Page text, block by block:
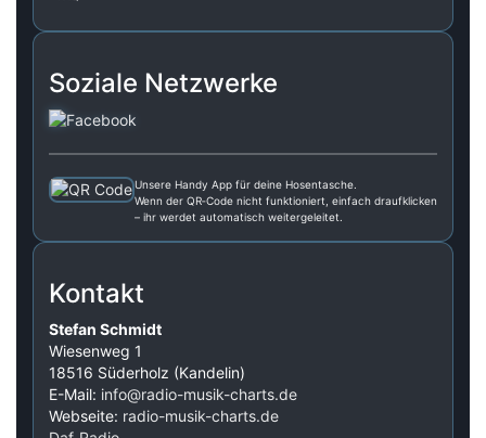
Soziale Netzwerke
Unsere Handy App für deine Hosentasche.
Wenn der QR‑Code nicht funktioniert, einfach draufklicken
– ihr werdet automatisch weitergeleitet.
Kontakt
Stefan Schmidt
Wiesenweg 1
18516 Süderholz (Kandelin)
E-Mail: info@radio-musik-charts.de
Webseite: radio-musik-charts.de